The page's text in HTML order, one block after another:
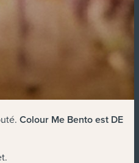
Colour Me Bento est DE